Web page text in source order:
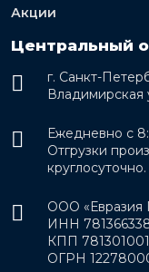
Акции
Центральный
г. Санкт-
Владимирская
Ежедневно с
Отгрузки
круглосуточно.
ООО «Евразия
ИНН
КПП 781301001
ОГРН